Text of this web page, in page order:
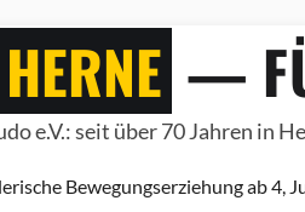
—
e.V.: seit über 70 Jahren in
Bewegungserziehung ab 4,